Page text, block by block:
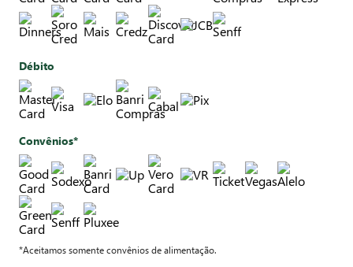
Débito
Convênios*
*Aceitamos somente convênios de alimentação.